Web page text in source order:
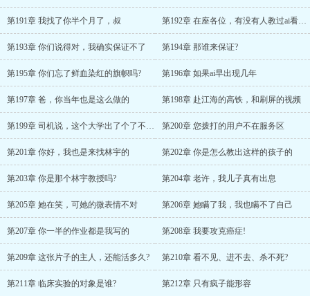
第191章 我找了你半个月了，叔 第192章 在座各位，有没有人教过ai看片子?
第193章 你们说得对，我确实保证不了 第194章 那谁来保证?
第195章 你们忘了鲜血染红的旗帜吗? 第196章 如果ai早出现几年
第197章 爸，你当年也是这么做的 第198章 赴江海的高铁，和刷屏的视频
第199章 司机说，这个大学出了个了不起的人 第200章 您拨打的用户不在服务区
第201章 你好，我也是来找林宇的 第202章 你是怎么教出这样的孩子的
第203章 你是那个林宇教授吗? 第204章 老许，我儿子真有出息
第205章 她在笑，可她的微表情不对 第206章 她瞒了我，我也瞒不了自己
第207章 你一半的作业都是我写的 第208章 我要攻克癌症!
第209章 这张片子的主人，还能活多久? 第210章 看不见、进不去、杀不死?
第211章 临床实验的对象是谁? 第212章 只有疯子能形容